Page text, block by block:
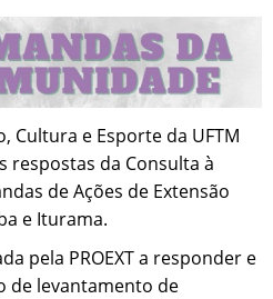
Cultura e Esporte da UFTM
respostas da Consulta à
de Ações de Extensão
e Iturama.
pela PROEXT a responder e
de levantamento de